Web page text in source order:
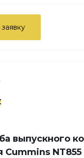
выпускного
Cummins NT855